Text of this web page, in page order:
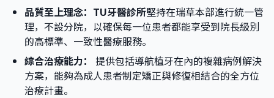
品質至上理念： TU牙醫診所堅持在瑞草本部進行統一管
理，不設分院，以確保每一位患者都能享受到院長級別
的高標準、一致性醫療服務。
綜合治療能力：
提供包括導航植牙在內的複雜病例解決
方案，能夠為成人患者制定矯正與修復相結合的全方位
治療計畫。